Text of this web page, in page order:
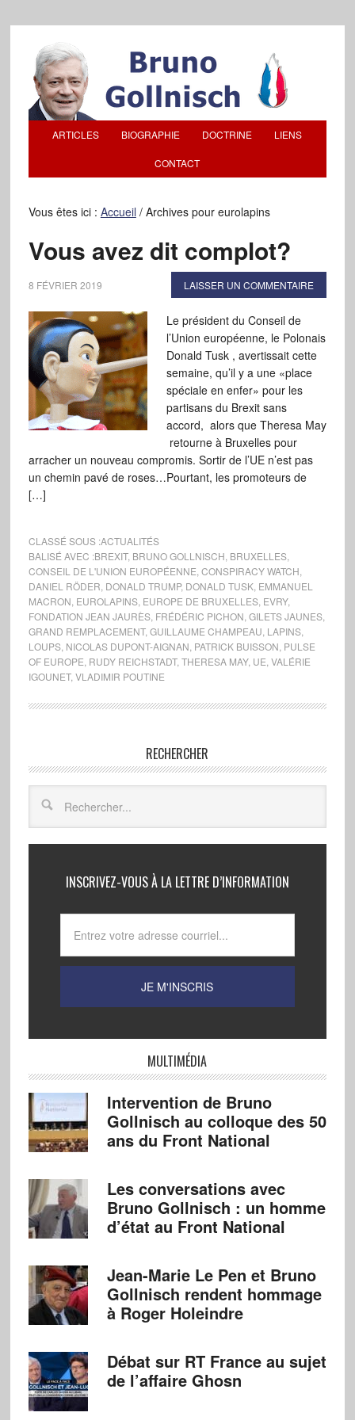
ARTICLES BIOGRAPHIE DOCTRINE LIENS
CONTACT
Vous êtes ici : Accueil /Archives pour eurolapins
Vous avez dit complot?
8 FÉVRIER 2019 LAISSER UN COMMENTAIRE
Le président du Conseil de
l’Union européenne, le Polonais
Donald Tusk , avertissait cette
semaine, qu’il y a une «place
spéciale en enfer» pour les
partisans du Brexit sans
accord, alors que Theresa May
retourne à Bruxelles pour
arracher un nouveau compromis. Sortir de l’UE n’est pas
un chemin pavé de roses…Pourtant, les promoteurs de
[…]
CLASSÉ SOUS :ACTUALITÉS
BALISÉ AVEC :BREXIT, BRUNO GOLLNISCH BRUXELLES,
CONSEIL DE L'UNION EUROPÉENNE CONSPIRACY WATCH
DANIEL RÖDER DONALD TRUMP, DONALD TUSK, EMMANUEL
MACRON EUROLAPINS, EUROPE DE BRUXELLES, EVRY,
FONDATION JEAN JAURÈS, FRÉDÉRIC PICHON GILETS JAUNES,
GRAND REMPLACEMENT, GUILLAUME CHAMPEAU LAPINS,
LOUPS, NICOLAS DUPONT-AIGNAN PATRICK BUISSON PULSE
OF EUROPE RUDY REICHSTADT, THERESA MAY, UE VALÉRIE
IGOUNET, VLADIMIR POUTINE
RECHERCHER
INSCRIVEZ-VOUS À LA LETTRE D’INFORMATION
MULTIMÉDIA
Intervention de Bruno
Gollnisch au colloque des 50
ans du Front National
Les conversations avec
Bruno Gollnisch : un homme
d’état au Front National
Jean-Marie Le Pen et Bruno
Gollnisch rendent hommage
à Roger Holeindre
Débat sur RT France au sujet
de l’affaire Ghosn